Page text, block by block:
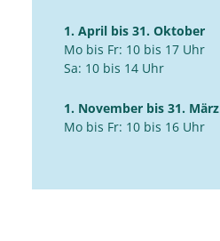
1. April bis 31. Oktober
Mo bis Fr: 10 bis 17 Uhr
Sa: 10 bis 14 Uhr
1. November bis 31. März
Mo bis Fr: 10 bis 16 Uhr